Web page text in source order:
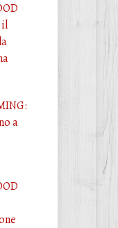
il
a